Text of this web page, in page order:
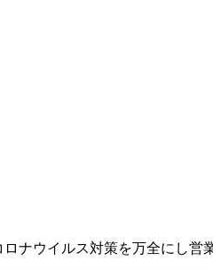
ナウイルス対策を万全にし営